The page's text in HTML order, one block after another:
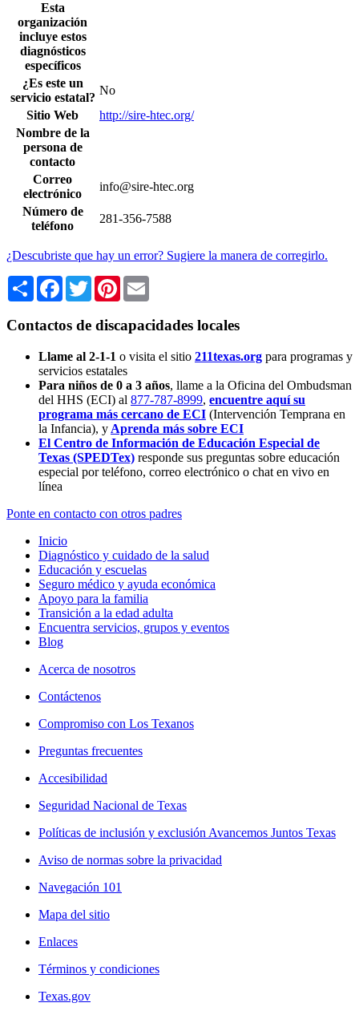
Esta
organización
incluye estos
diagnósticos
específicos
¿Es este un
servicio estatal?
No
Sitio Web
http://sire-htec.org/
Nombre de la
persona de
contacto
Correo
electrónico
info@sire-htec.org
Número de
teléfono
281-356-7588
¿Descubriste que hay un error? Sugiere la manera de corregirlo.
Share Facebook
TwitterPinterest
Contactos de discapacidades locales
Llame al 2-1-1 o visita el sitio 211texas.org para programas y
servicios estatales
Para niños de 0 a 3 años, llame a la Oficina del Ombudsman
del HHS (ECI) al 877-787-8999, encuentre aquí su
programa más cercano de ECI (Intervención Temprana en
la Infancia), y Aprenda más sobre ECI
El Centro de Información de Educación Especial de
Texas (SPEDTex) responde sus preguntas sobre educación
especial por teléfono, correo electrónico o chat en vivo en
línea
Ponte en contacto con otros padres
Inicio
Diagnóstico y cuidado de la salud
Educación y escuelas
Seguro médico y ayuda económica
Apoyo para la familia
Transición a la edad adulta
Encuentra servicios, grupos y eventos
Blog
Acerca de nosotros
Contáctenos
Compromiso con Los Texanos
Preguntas frecuentes
Accesibilidad
Seguridad Nacional de Texas
Políticas de inclusión y exclusión Avancemos Juntos Texas
Aviso de normas sobre la privacidad
Navegación 101
Mapa del sitio
Enlaces
Términos y condiciones
Texas.gov